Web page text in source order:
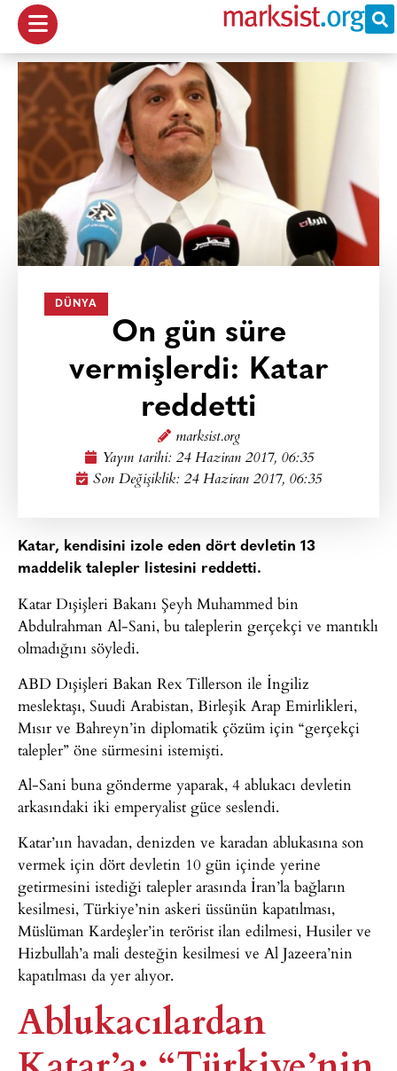
DÜNYA
On gün süre
vermişlerdi: Katar
reddetti
marksist.org
Yayın tarihi: 24 Haziran 2017, 06:35
Son Değişiklik: 24 Haziran 2017, 06:35
Katar, kendisini izole eden dört devletin 13
maddelik talepler listesini reddetti.
Katar Dışişleri Bakanı Şeyh Muhammed bin
Abdulrahman Al-Sani, bu taleplerin gerçekçi ve mantıklı
olmadığını söyledi.
ABD Dışişleri Bakan Rex Tillerson ile İngiliz
meslektaşı, Suudi Arabistan, Birleşik Arap Emirlikleri,
Mısır ve Bahreyn’in diplomatik çözüm için “gerçekçi
talepler” öne sürmesini istemişti.
Al-Sani buna gönderme yaparak, 4 ablukacı devletin
arkasındaki iki emperyalist güce seslendi.
Katar’ıın havadan, denizden ve karadan ablukasına son
vermek için dört devletin 10 gün içinde yerine
getirmesini istediği talepler arasında İran’la bağların
kesilmesi, Türkiye’nin askeri üssünün kapatılması,
Müslüman Kardeşler’in terörist ilan edilmesi, Husiler ve
Hizbullah’a mali desteğin kesilmesi ve Al Jazeera’nin
kapatılması da yer alıyor.
Ablukacılardan